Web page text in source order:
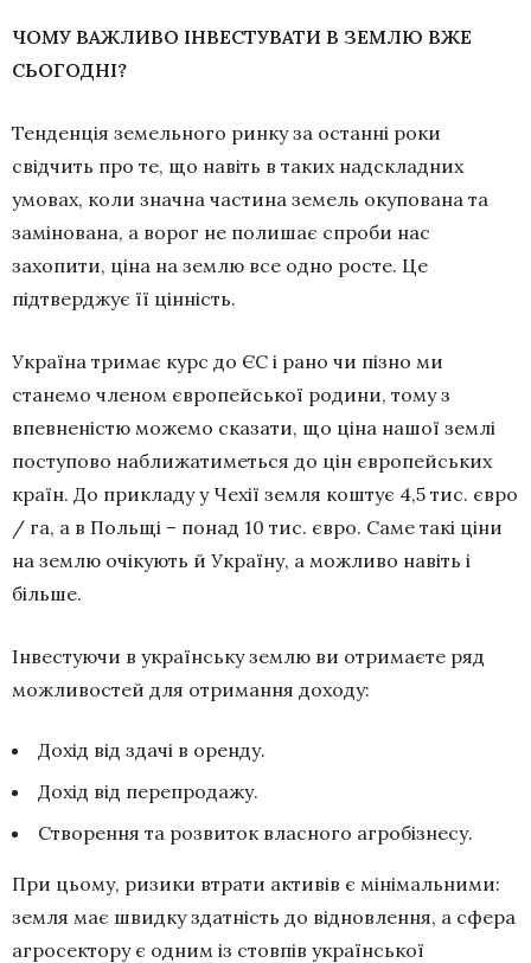
ЧОМУ ВАЖЛИВО ІНВЕСТУВАТИ В ЗЕМЛЮ ВЖЕ
СЬОГОДНІ?
Тенденція земельного ринку за останні роки
свідчить про те, що навіть в таких надскладних
умовах, коли значна частина земель окупована та
замінована, а ворог не полишає спроби нас
захопити, ціна на землю все одно росте. Це
підтверджує її цінність.
Україна тримає курс до ЄС і рано чи пізно ми
станемо членом європейської родини, тому з
впевненістю можемо сказати, що ціна нашої землі
поступово наближатиметься до цін європейських
країн. До прикладу у Чехії земля коштує 4,5 тис. євро
/ га, а в Польщі – понад 10 тис. євро. Саме такі ціни
на землю очікують й Україну, а можливо навіть і
більше.
Інвестуючи в українську землю ви отримаєте ряд
можливостей для отримання доходу:
Дохід від здачі в оренду.
Дохід від перепродажу.
Створення та розвиток власного агробізнесу.
При цьому, ризики втрати активів є мінімальними:
земля має швидку здатність до відновлення, а сфера
агросектору є одним із стовпів української